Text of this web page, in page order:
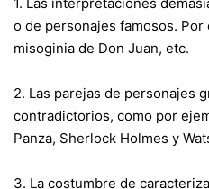
o de personajes famosos.
misoginia de Don Juan, etc.
2. Las parejas de personajes
contradictorios, como por
Panza, Sherlock Holmes y
3. La costumbre de